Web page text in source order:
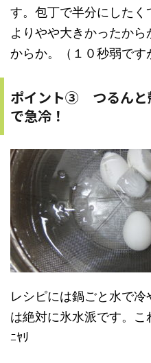
す。包丁で半分にした
よりやや大きかったか
からか。（１０秒弱です
ポイント③ つるんと
で急冷！
レシピには鍋ごと水で
は絶対に氷水派です。
ﾆﾔﾘ